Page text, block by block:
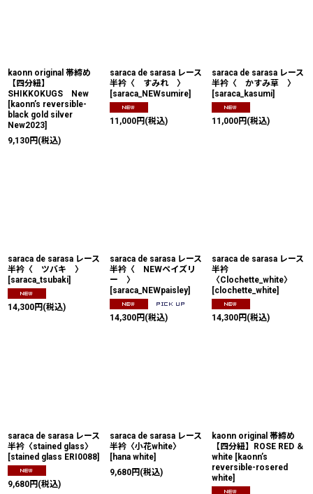
kaonn original 帯締め
【四分紐】
SHIKKOKUGS New
[kaonn’s reversible-
black gold silver
New2023]
9,130円 (税込)
saraca de sarasa レース
半衿〈 すみれ 〉
[saraca_NEWsumire]
11,000円 (税込)
saraca de sarasa レース
半衿〈 かすみ草 〉
[saraca_kasumi]
11,000円 (税込)
saraca de sarasa レース
半衿〈 ツバキ 〉
[saraca_tsubaki]
14,300円 (税込)
saraca de sarasa レース
半衿〈 NEWペイズリ
ー 〉
[saraca_NEWpaisley]
14,300円 (税込)
saraca de sarasa レース
半衿
〈Clochette_white〉
[clochette_white]
14,300円 (税込)
saraca de sarasa レース
半衿〈stained glass〉
[stained glass ERI0088]
9,680円 (税込)
saraca de sarasa レース
半衿〈小花white〉
[hana white]
9,680円 (税込)
kaonn original 帯締め
【四分紐】ROSE RED ＆
white [kaonn’s
reversible-rosered
white]